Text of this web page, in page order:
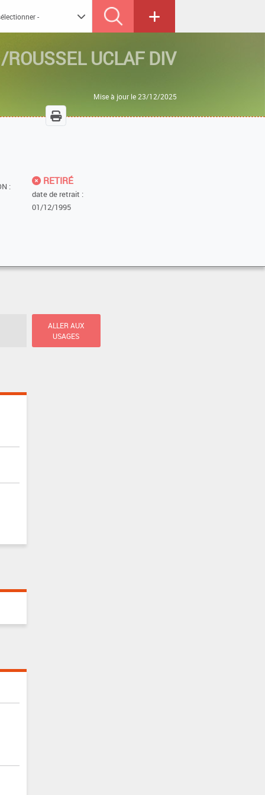
ROUSSEL UCLAF DIV
Mise à jour le 23/12/2025
:
RETIRÉ
date de retrait :
01/12/1995
ALLER AUX
USAGES